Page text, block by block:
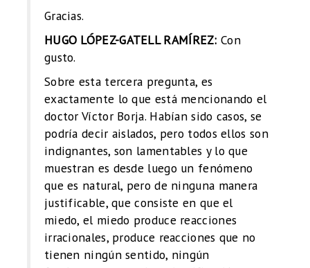
Gracias.
HUGO LÓPEZ-GATELL RAMÍREZ: Con
gusto.
Sobre esta tercera pregunta, es
exactamente lo que está mencionando el
doctor Víctor Borja. Habían sido casos, se
podría decir aislados, pero todos ellos son
indignantes, son lamentables y lo que
muestran es desde luego un fenómeno
que es natural, pero de ninguna manera
justificable, que consiste en que el
miedo, el miedo produce reacciones
irracionales, produce reacciones que no
tienen ningún sentido, ningún